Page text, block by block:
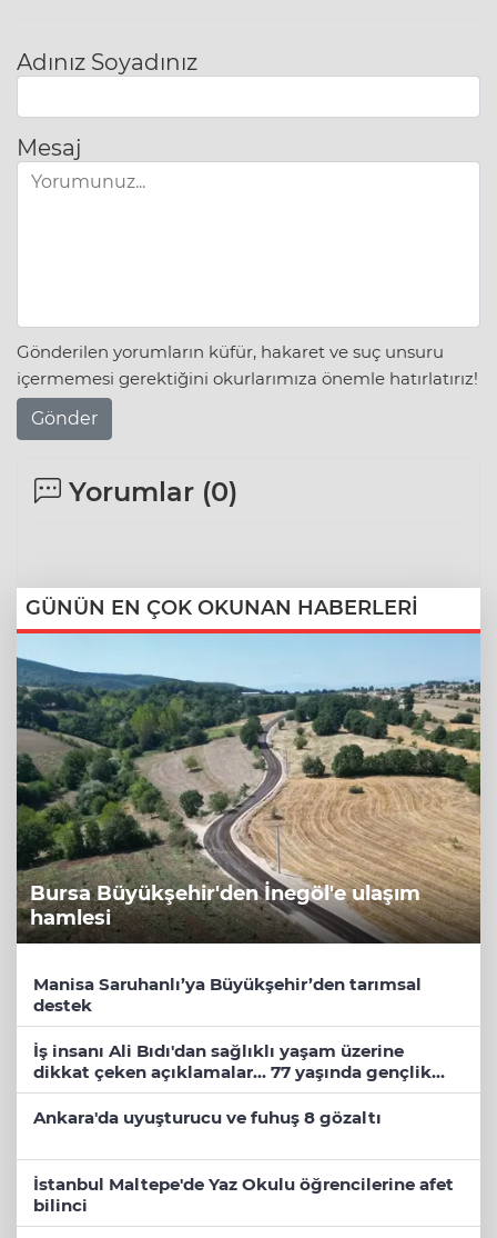
Adınız Soyadınız
Mesaj
Gönderilen yorumların küfür, hakaret ve suç unsuru
içermemesi gerektiğini okurlarımıza önemle hatırlatırız!
Gönder
Yorumlar (0)
GÜNÜN EN ÇOK OKUNAN HABERLERİ
Bursa Büyükşehir'den İnegöl'e ulaşım
hamlesi
Manisa Saruhanlı’ya Büyükşehir’den tarımsal
destek
İş insanı Ali Bıdı'dan sağlıklı yaşam üzerine
dikkat çeken açıklamalar... 77 yaşında gençlik
mucizesi
Ankara'da uyuşturucu ve fuhuş 8 gözaltı
İstanbul Maltepe'de Yaz Okulu öğrencilerine afet
bilinci